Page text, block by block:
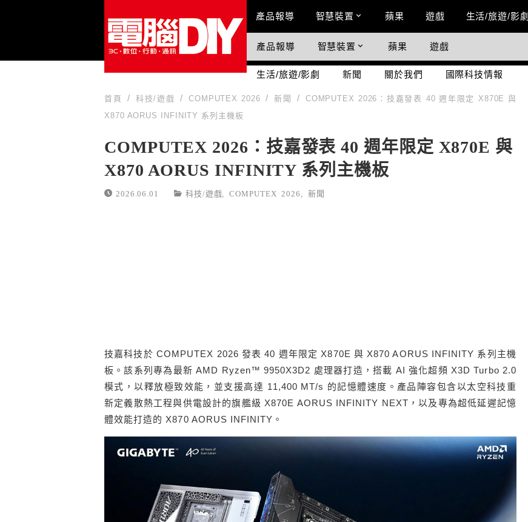
Main Menu
產品報導 智慧裝置 蘋果 遊戲 生活/旅遊/影劇
國際科技情報
產品報導 智慧裝置 蘋果 遊戲
生活/旅遊/影劇 新聞 關於我們 國際科技情報
首頁 科技/遊戲 COMPUTEX 2026 新聞
COMPUTEX 2026：技嘉發表 40 週年限定 X870E 與
X870 AORUS INFINITY 系列主機板
COMPUTEX 2026：技嘉發表 40 週年限定 X870E 與
X870 AORUS INFINITY 系列主機板
2026.06.01 科技/遊戲 ,COMPUTEX 2026 新聞
技嘉科技於 COMPUTEX 2026 發表 40 週年限定 X870E 與 X870 AORUS INFINITY 系列主機
板。該系列專為最新 AMD Ryzen™ 9950X3D2 處理器打造，搭載 AI 強化超頻 X3D Turbo 2.0
模式，以釋放極致效能，並支援高達 11,400 MT/s 的記憶體速度。產品陣容包含以太空科技重
新定義散熱工程與供電設計的旗艦級 X870E AORUS INFINITY NEXT，以及專為超低延遲記憶
體效能打造的 X870 AORUS INFINITY。